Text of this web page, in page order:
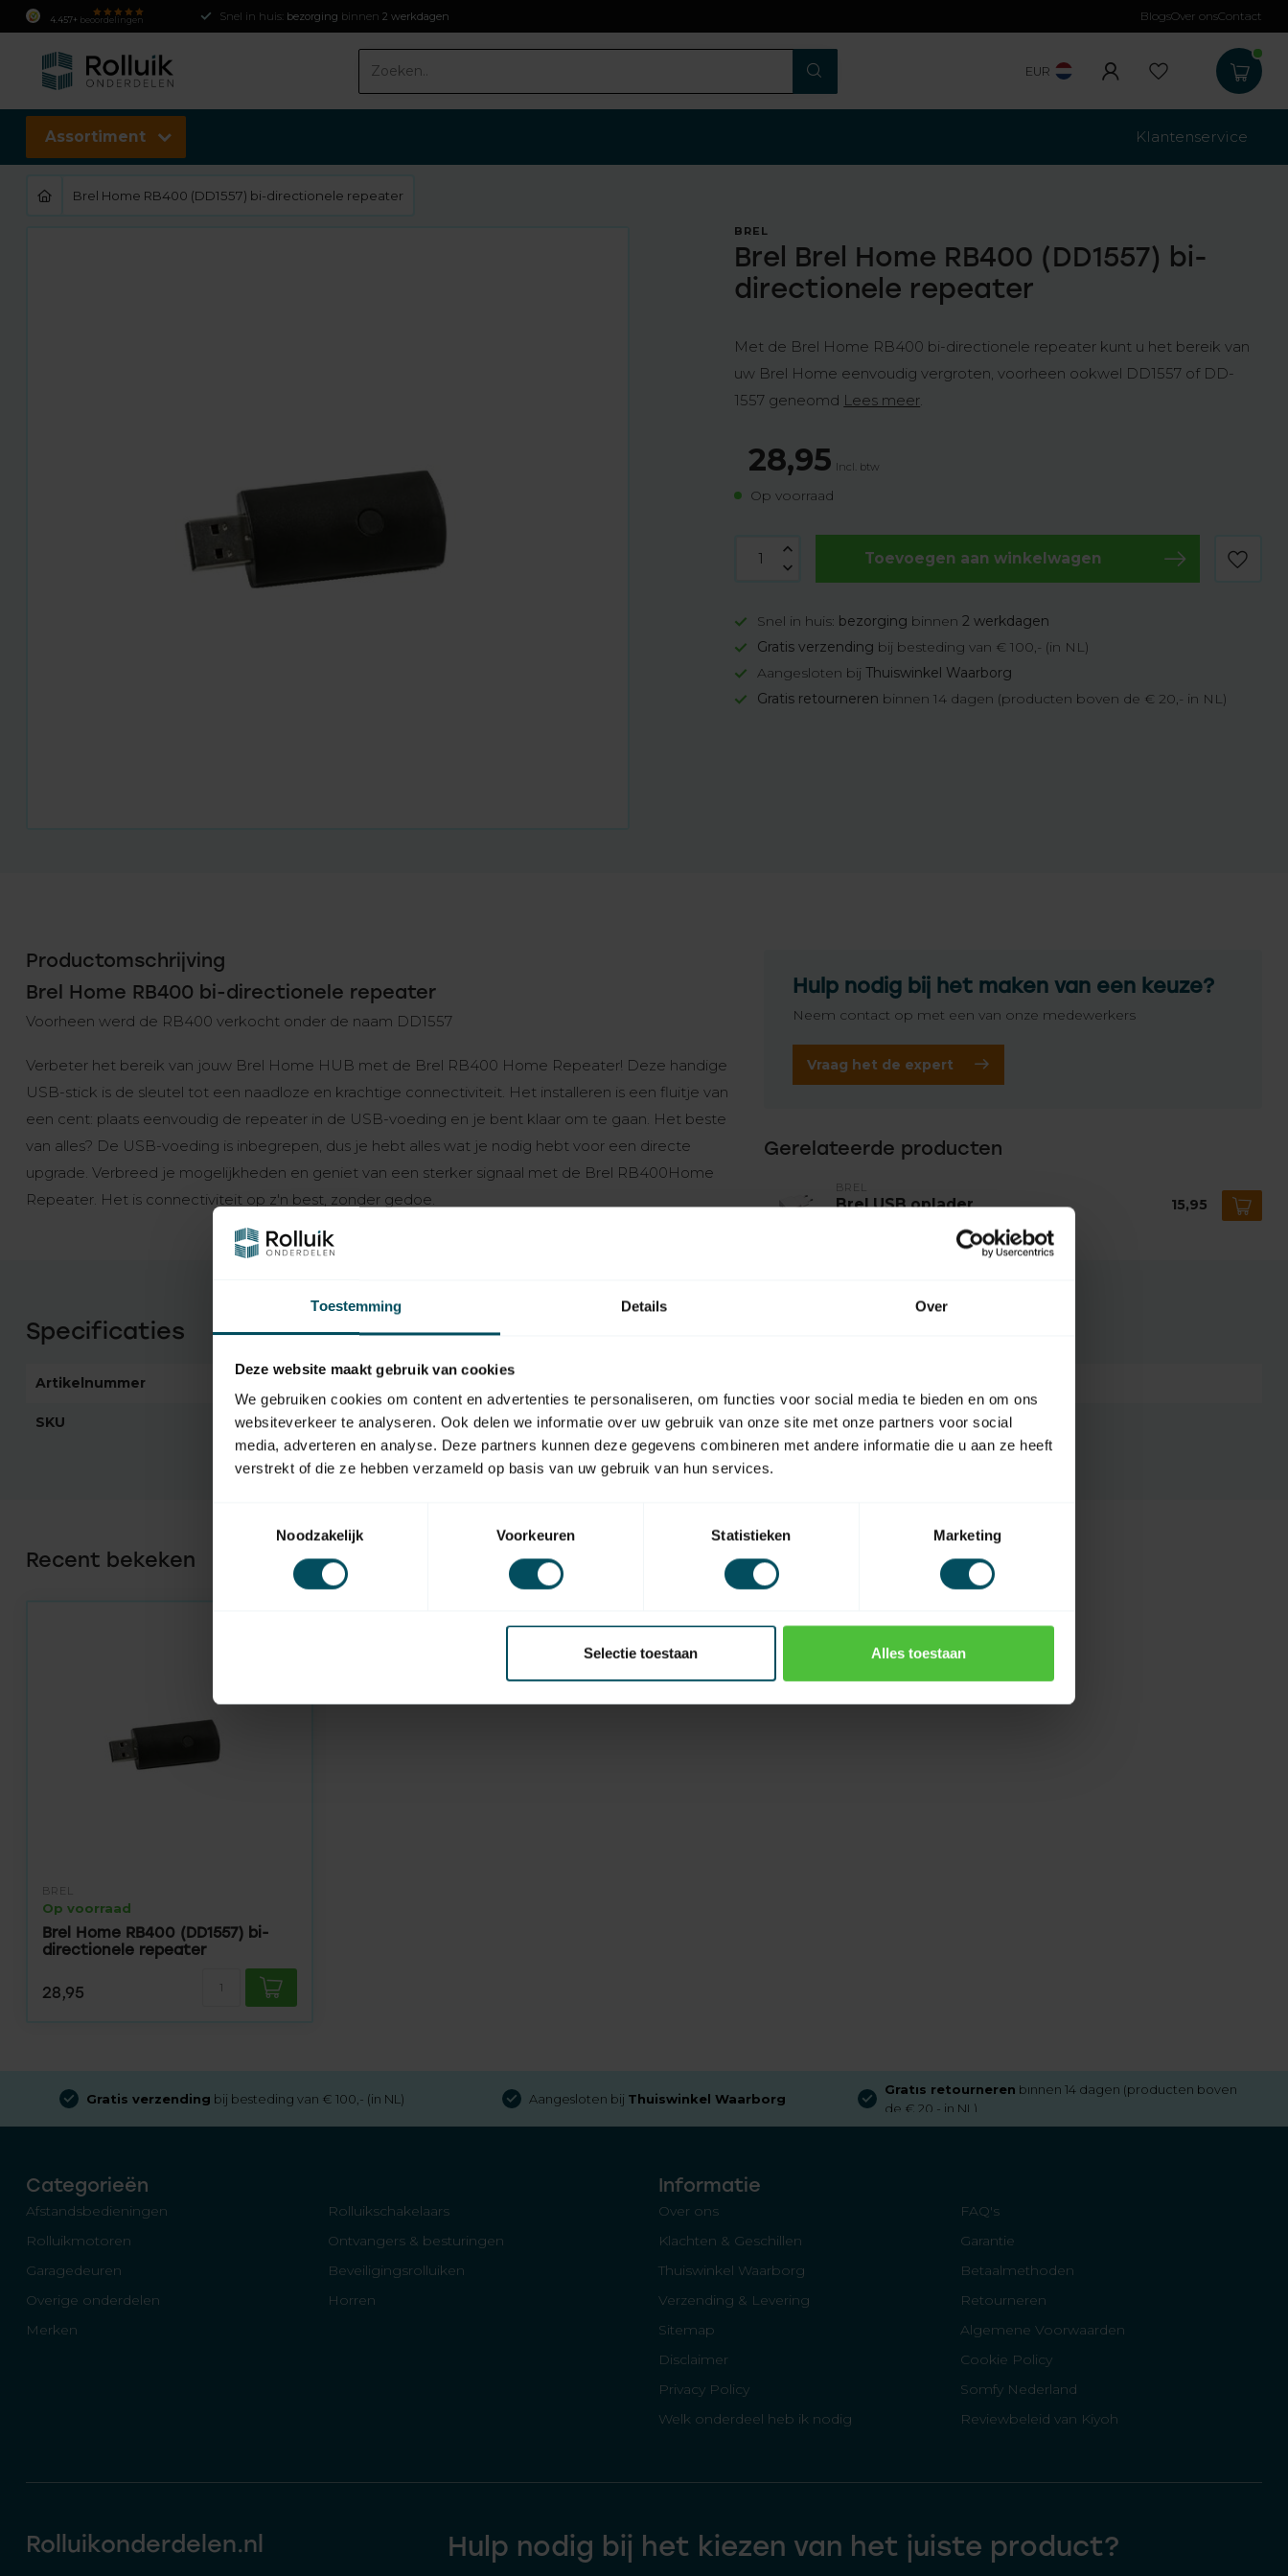
Toestemming Details Over
Deze website maakt gebruik van cookies
We gebruiken cookies om content en advertenties te personaliseren, om functies voor social media te bieden en om ons
websiteverkeer te analyseren. Ook delen we informatie over uw gebruik van onze site met onze partners voor social
media, adverteren en analyse. Deze partners kunnen deze gegevens combineren met andere informatie die u aan ze heeft
verstrekt of die ze hebben verzameld op basis van uw gebruik van hun services.
Noodzakelijk
Voorkeuren Statistieken Marketing
Selectie toestaan Alles toestaan
4.457+ beoordelingen Snel in huis: bezorging binnen 2 werkdagen Gratis verzending
BlogsOver onsContact
EUR
Assortiment Klantenservice
Brel Home RB400 (DD1557) bi-directionele repeater
BREL
Brel Brel Home RB400 (DD1557) bi-
directionele repeater
Met de Brel Home RB400 bi-directionele repeater kunt u het bereik van
uw Brel Home eenvoudig vergroten, voorheen ookwel DD1557 of DD-
1557 geneomd Lees meer.
28,95 Incl. btw
Op voorraad
Toevoegen aan winkelwagen
Snel in huis: bezorging binnen2 werkdagen
Gratis verzending bij besteding van € 100,- (in NL)
Aangesloten bijThuiswinkel Waarborg
Gratis retourneren binnen 14 dagen (producten boven de € 20,- in NL)
Productomschrijving
Brel Home RB400 bi-directionele repeater
Voorheen werd de RB400 verkocht onder de naam DD1557
Verbeter het bereik van jouw Brel Home HUB met de Brel RB400 Home Repeater! Deze handige
USB-stick is de sleutel tot een naadloze en krachtige connectiviteit. Het installeren is een fluitje van
een cent: plaats eenvoudig de repeater in de USB-voeding en je bent klaar om te gaan. Het beste
van alles? De USB-voeding is inbegrepen, dus je hebt alles wat je nodig hebt voor een directe
upgrade. Verbreed je mogelijkheden en geniet van een sterker signaal met de Brel RB400Home
Repeater. Het is connectiviteit op z'n best, zonder gedoe.
Hulp nodig bij het maken van een keuze?
Neem contact op met een van onze medewerkers
Vraag het de expert
Gerelateerde producten
BREL
Brel USB oplader 15,95
Specificaties
Artikelnummer
SKU DD-1557
Recent bekeken
BREL
Op voorraad
Brel Home RB400 (DD1557) bi-
directionele repeater
28,95
Gratis verzending bij besteding van € 100,- (in NL) Aangesloten bij Thuiswinkel Waarborg
Gratis retourneren binnen 14 dagen (producten boven
de € 20,- in NL)
Categorieën
Afstandsbedieningen
Rolluikschakelaars
Rolluikmotoren
Ontvangers & besturingen
Garagedeuren
Beveiligingsrolluiken
Overige onderdelen
Horren
Merken
Informatie
Over ons
FAQ's
Klachten & Geschillen
Garantie
Thuiswinkel Waarborg
Betaalmethoden
Verzending & Levering
Retourneren
Sitemap
Algemene Voorwaarden
Disclaimer
Cookie Policy
Privacy Policy
Somfy Nederland
Welk onderdeel heb ik nodig
Reviewbeleid van Kiyoh
Rolluikonderdelen.nl Hulp nodig bij het kiezen van het juiste product?